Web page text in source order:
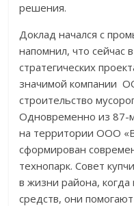
решения.
Доклад начался с
напомнил, что сейчас
стратегических
значимой компании
строительство
Одновременно из 87-
на территории ООО
сформирован
технопарк. Совет
в жизни района,
средств, они